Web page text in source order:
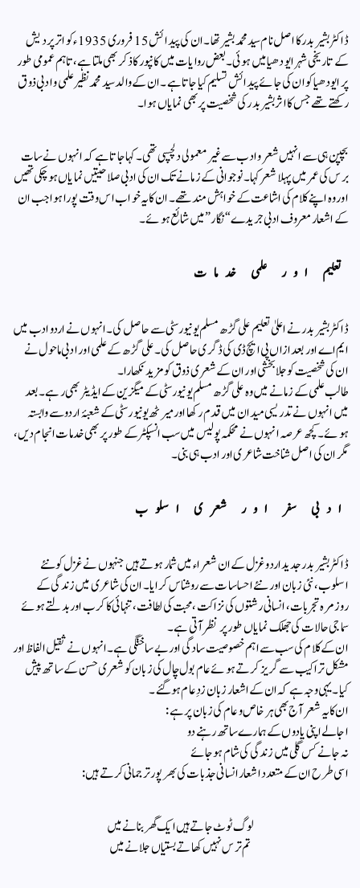
ڈاکٹر بشیر بدر کا اصل نام سید محمد بشیر تھا۔ ان کی پیدائش 15 فروری 1935ء کو اتر پردیش
کے تاریخی شہر ایودھیا میں ہوئی۔ بعض روایات میں کانپور کا ذکر بھی ملتا ہے، تاہم عمومی طور
پر ایودھیا کو ان کی جائے پیدائش تسلیم کیا جاتا ہے۔ ان کے والد سید محمد نظیر علمی و ادبی ذوق
رکھتے تھے جس کا اثر بشیر بدر کی شخصیت پر بھی نمایاں ہوا۔
بچپن ہی سے انہیں شعر و ادب سے غیر معمولی دلچسپی تھی۔ کہا جاتا ہے کہ انہوں نے سات
برس کی عمر میں پہلا شعر کہا۔ نوجوانی کے زمانے تک ان کی ادبی صلاحیتیں نمایاں ہو چکی تھیں
اور وہ اپنے کلام کی اشاعت کے خواہش مند تھے۔ ان کا یہ خواب اس وقت پورا ہوا جب ان
کے اشعار معروف ادبی جریدے “نگار” میں شائع ہوئے۔
تعلیم اور علمی خدمات
ڈاکٹر بشیر بدر نے اعلیٰ تعلیم علی گڑھ مسلم یونیورسٹی سے حاصل کی۔ انہوں نے اردو ادب میں
ایم اے اور بعد ازاں پی ایچ ڈی کی ڈگری حاصل کی۔ علی گڑھ کے علمی اور ادبی ماحول نے
ان کی شخصیت کو جلا بخشی اور ان کے شعری ذوق کو مزید نکھارا۔
طالب علمی کے زمانے میں وہ علی گڑھ مسلم یونیورسٹی کے میگزین کے ایڈیٹر بھی رہے۔ بعد
میں انہوں نے تدریسی میدان میں قدم رکھا اور میرٹھ یونیورسٹی کے شعبۂ اردو سے وابستہ
ہوئے۔ کچھ عرصہ انہوں نے محکمہ پولیس میں سب انسپکٹر کے طور پر بھی خدمات انجام دیں،
مگر ان کی اصل شناخت شاعری اور ادب ہی بنی۔
ادبی سفر اور شعری اسلوب
ڈاکٹر بشیر بدر جدید اردو غزل کے ان شعراء میں شمار ہوتے ہیں جنہوں نے غزل کو نئے
اسلوب، نئی زبان اور نئے احساسات سے روشناس کرایا۔ ان کی شاعری میں زندگی کے
روزمرہ تجربات، انسانی رشتوں کی نزاکت، محبت کی لطافت، تنہائی کا کرب اور بدلتے ہوئے
سماجی حالات کی جھلک نمایاں طور پر نظر آتی ہے۔
ان کے کلام کی سب سے اہم خصوصیت سادگی اور بے ساختگی ہے۔ انہوں نے ثقیل الفاظ اور
مشکل تراکیب سے گریز کرتے ہوئے عام بول چال کی زبان کو شعری حسن کے ساتھ پیش
کیا۔ یہی وجہ ہے کہ ان کے اشعار زبان زدِ عام ہوگئے۔
ان کا یہ شعر آج بھی ہر خاص و عام کی زبان پر ہے:
اجالے اپنی یادوں کے ہمارے ساتھ رہنے دو
نہ جانے کس گلی میں زندگی کی شام ہو جائے
اسی طرح ان کے متعدد اشعار انسانی جذبات کی بھرپور ترجمانی کرتے ہیں:
لوگ ٹوٹ جاتے ہیں ایک گھر بنانے میں
تم ترس نہیں کھاتے بستیاں جلانے میں